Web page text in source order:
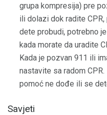
grupa kompresija) pre
ili dolazi dok radite
dete probudi, potrebno
kada morate da uradite
Kada je pozvan 911 ili
nastavite sa radom
pomoć ne dođe ili se
Savjeti